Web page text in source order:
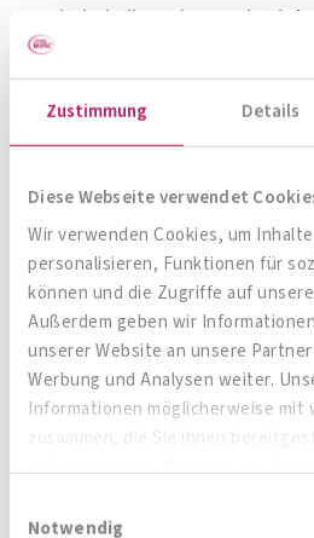
Zustimmung Details
Diese Webseite verwendet
Wir verwenden Cookies, um
personalisieren, Funktionen für
können und die Zugriffe auf
Außerdem geben wir
unserer Website an unsere
Werbung und Analysen weiter.
Informationen möglicherweise mit
im Rahmen Ihrer Nutzung der
Notwendig
Hierbei gilt: Nehmen Sie
viel
zu sich und das in einer
Sie
Zucker
stattdessenHülsenfrüchte
AuchAlkoholist kein
Aufbaukur für den
starten Sie mit der
Wochen vor Antrittder
Wenn Sie sich zusätzlich zu
unbeschwerten Genuss